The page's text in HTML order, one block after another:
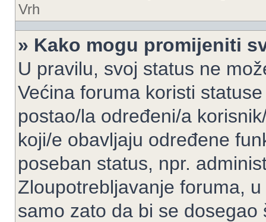
Vrh
» Kako mogu promijeniti
U pravilu, svoj status ne
Većina foruma koristi
postao/la određeni/a
koji/e obavljaju određene
poseban status, npr.
Zloupotrebljavanje foruma,
samo zato da bi se